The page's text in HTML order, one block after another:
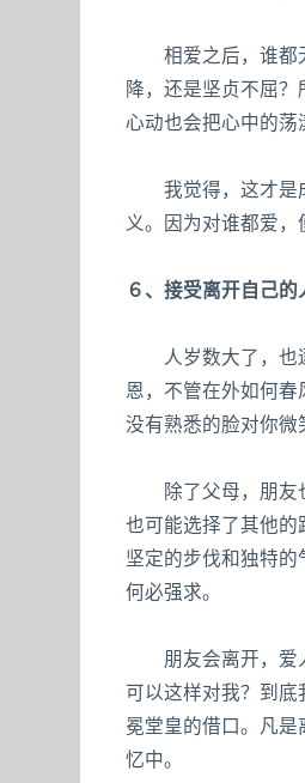
相爱之后，谁都无
降，还是坚贞不屈
心动也会把心中的荡
我觉得，这才是成
义。因为对谁都爱，
６、接受离开自己的
人岁数大了，也逐
恩，不管在外如何
没有熟悉的脸对你微
除了父母，朋友也
也可能选择了其他的
坚定的步伐和独特的
何必强求。
朋友会离开，爱人
可以这样对我？到
冕堂皇的借口。凡
忆中。